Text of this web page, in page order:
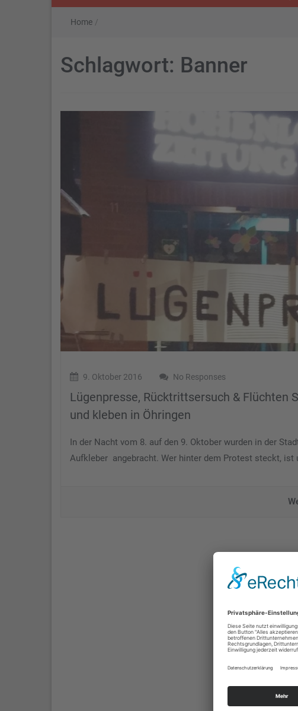
Home /
Schlagwort: Banner
9. Oktober 2016 No Responses
Lügenpresse, Rücktrittsersuch & Flüchten
und kleben in Öhringen
In der Nacht vom 8. auf den 9. Oktober wurden in der
Aufkleber angebracht. Wer hinter dem Protest steckt, ist